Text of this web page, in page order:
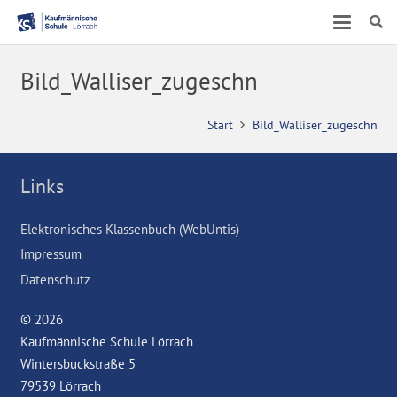
Bild_Walliser_zugeschn
Start Bild_Walliser_zugeschn
Links
Elektronisches Klassenbuch (WebUntis)
Impressum
Datenschutz
© 2026
Kaufmännische Schule Lörrach
Wintersbuckstraße 5
79539 Lörrach